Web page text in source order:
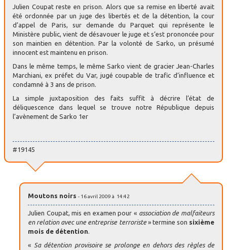
Julien Coupat reste en prison. Alors que sa remise en liberté avait
été ordonnée par un juge des libertés et de la détention, la cour
d’appel de Paris, sur demande du Parquet qui représente le
Ministère public, vient de désavouer le juge et s’est prononcée pour
son maintien en détention. Par la volonté de Sarko, un présumé
innocent est maintenu en prison.
Dans le même temps, le même Sarko vient de gracier Jean-Charles
Marchiani, ex préfet du Var, jugé coupable de trafic d’influence et
condamné à 3 ans de prison.
La simple juxtaposition des faits suffit à décrire l’état de
déliquescence dans lequel se trouve notre République depuis
l’avènement de Sarko 1er
#19145
Moutons noirs - 16 avril 2009 à 14:42
Julien Coupat, mis en examen pour « association de malfaiteurs
en relation avec une entreprise terroriste» termine son sixième
mois de détention.
« Sa détention provisoire se prolonge en dehors des règles de